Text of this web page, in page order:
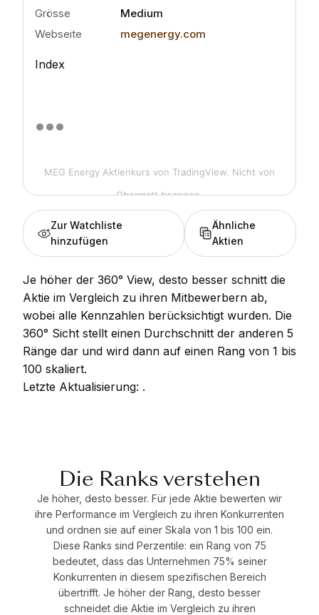
Grösse
Medium
Webseite
megenergy.com
Index
MEG Energy Aktienkurs von TradingView. Nicht von
Obermatt bezogen.
Zur Watchliste
hinzufügen
Ähnliche
Aktien
Je höher der 360° View, desto besser schnitt die
Aktie im Vergleich zu ihren Mitbewerbern ab,
wobei alle Kennzahlen berücksichtigt wurden. Die
360° Sicht stellt einen Durchschnitt der anderen 5
Ränge dar und wird dann auf einen Rang von 1 bis
100 skaliert.
Letzte Aktualisierung: .
Die Ranks verstehen
Je höher, desto besser. Für jede Aktie bewerten wir
ihre Performance im Vergleich zu ihren Konkurrenten
und ordnen sie auf einer Skala von 1 bis 100 ein.
Diese Ranks sind Perzentile: ein Rang von 75
bedeutet, dass das Unternehmen 75% seiner
Konkurrenten in diesem spezifischen Bereich
übertrifft. Je höher der Rang, desto besser
schneidet die Aktie im Vergleich zu ihren